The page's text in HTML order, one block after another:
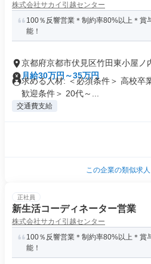
株式会社サカイ引越センター
100％反響営業＊制約率80%以上＊賞
能！
京都府京都市伏見区竹田東小屋ノ
月給30万円～35万円
求める人材: ＜必須条件＞ 高校卒
歓迎条件＞ 20代～...
交通費支給
この企業の類似求
正社員
新生活コーディネーター営業
株式会社サカイ引越センター
100％反響営業＊制約率80%以上＊賞
能！